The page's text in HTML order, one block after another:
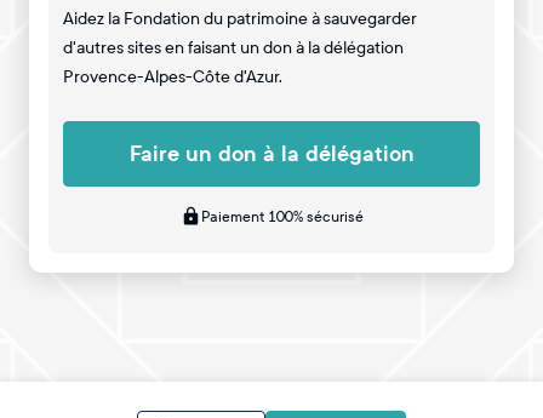
Aidez la Fondation du patrimoine à sauvegarder
d'autres sites en faisant un don à la délégation
Provence-Alpes-Côte d'Azur.
Faire un don à la délégation
Paiement 100% sécurisé